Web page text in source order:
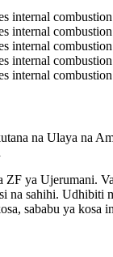
na Ulaya na
ZF ya Ujerumani.
na sahihi.
sababu ya kosa